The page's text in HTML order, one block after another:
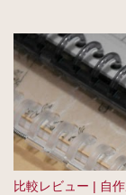
比較レビュー | 自